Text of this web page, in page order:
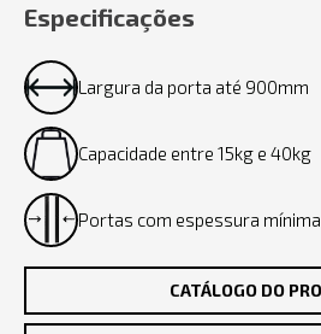
Especificações
Largura da porta até 900mm
Capacidade entre 15kg e 40kg
Portas com espessura
CATÁLOGO DO